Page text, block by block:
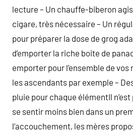
lecture – Un chauffe-biberon
cigare, très nécessaire – Un
pour préparer la dose de grog
d’emporter la riche boite de
emporter pour l’ensemble de vos
les ascendants par exemple –
pluie pour chaque élémentIl
se sentir moins bien dans un
l’accouchement, les mères